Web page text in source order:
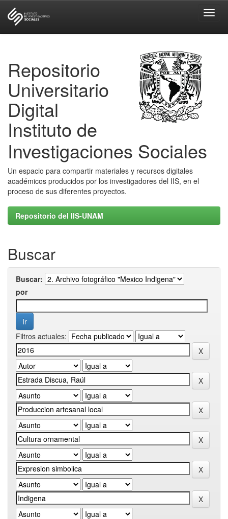
Repositorio
Universitario
Digital
Instituto de
Investigaciones Sociales
Un espacio para compartir materiales y recursos digitales
académicos producidos por los investigadores del IIS, en el
proceso de sus diferentes proyectos.
Repositorio del IIS-UNAM
Buscar
Buscar:
por
Filtros actuales: